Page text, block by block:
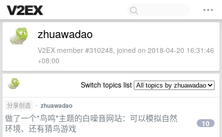
zhuawadao
V2EX member #310248, joined on 2018-04-20 16:31:46
+08:00
Switch topics list
分享创造 • zhuawadao
做了一个*鸟鸣*主题的白噪音网站：可以模拟自然
环境、还有猜鸟游戏
10